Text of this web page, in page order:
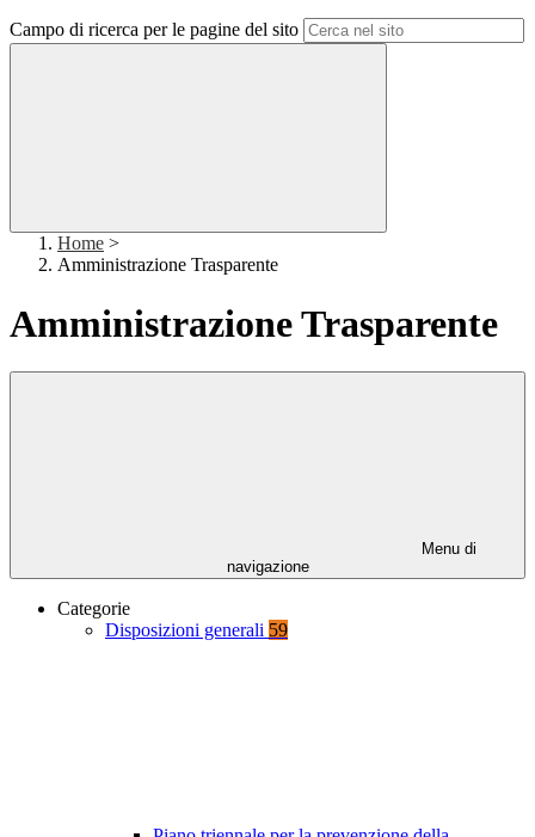
Campo di ricerca per le pagine del sito
Home >
Amministrazione Trasparente
Amministrazione Trasparente
Menu di
navigazione
Categorie
Disposizioni generali 59